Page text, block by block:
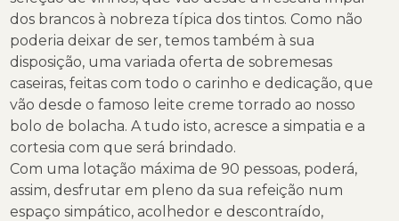
dos brancos à nobreza típica dos tintos. Como não
poderia deixar de ser, temos também à sua
disposição, uma variada oferta de sobremesas
caseiras, feitas com todo o carinho e dedicação, que
vão desde o famoso leite creme torrado ao nosso
bolo de bolacha. A tudo isto, acresce a simpatia e a
cortesia com que será brindado.
Com uma lotação máxima de 90 pessoas, poderá,
assim, desfrutar em pleno da sua refeição num
espaço simpático, acolhedor e descontraído,